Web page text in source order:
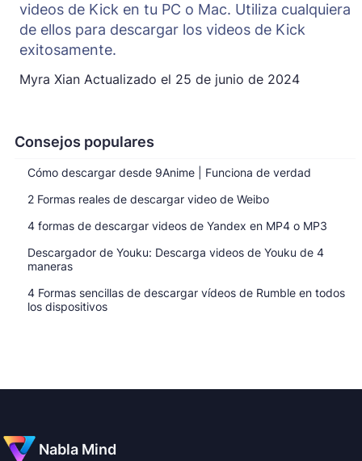
Consejos populares
Cómo descargar desde 9Anime | Funciona de verdad
2 Formas reales de descargar video de Weibo
4 formas de descargar videos de Yandex en MP4 o MP3
Descargador de Youku: Descarga videos de Youku de 4
maneras
4 Formas sencillas de descargar vídeos de Rumble en todos
los dispositivos
videos de Kick en tu PC o Mac. Utiliza cualquiera
de ellos para descargar los videos de Kick
exitosamente.
Myra Xian Actualizado el 25 de junio de 2024
Nabla Mind